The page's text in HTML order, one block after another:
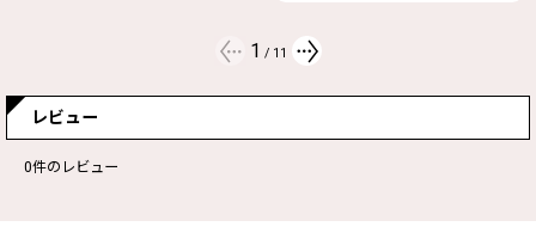
2 / 11
レビュー
0件のレビュー